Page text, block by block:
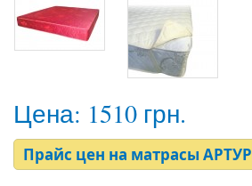
Цена: 1510 грн.
Прайс цен на матрасы АРТУР